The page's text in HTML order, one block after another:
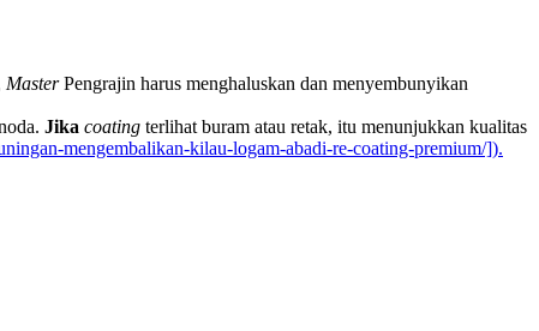
MasterPengrajin harus menghaluskan dan menyembunyikan
Jika coating terlihat buram atau retak, itu menunjukkan kualitas
mengembalikan-kilau-logam-abadi-re-coating-premium/]).